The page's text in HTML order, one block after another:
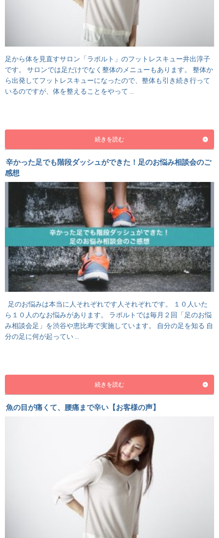
足から体を見直すサロン「ラポルト」のフットレスキュー井出淳子
です。 サロンでは足だけでなく整体のメニューもあります。 整体か
ら出発してフットレスキューになったので、整体も引き続き行って
いるのですが、体を整えることをやって …
続きを読む
辛かった足でも階段ダッシュができた！足のお悩み相談会のご
感想
足のお悩みは本当に人それぞれです人それぞれです。 １０人いた
ら１０人のなお悩みがあります。 ラポルトでは毎月２回「足のお悩
み相談会足」を渋谷や恵比寿で実施しています。 自分の足を知る 自
分の足に何が起ってい …
続きを読む
魚の目が痛くて、腰痛まで辛い【お客様の声】